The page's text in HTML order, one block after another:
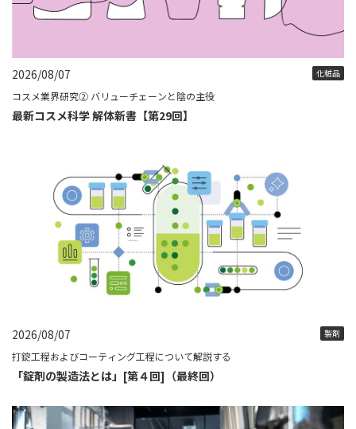
2026/08/07 化粧品
コスメ業界研究② バリューチェーンと陰の主役
最新コスメ科学 解体新書【第29回】
2026/08/07 製剤
打錠工程およびコーティング工程について解説する
「錠剤の製造法とは」[第４回]（最終回）